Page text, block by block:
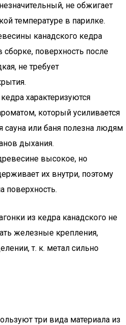
не обжигает
температуре в парилке.
канадского кедра
сборке, поверхность после
не требует
характеризуются
который усиливается
сауна или баня полезна людям
дыхания.
высокое, но
их внутри, поэтому
поверхность.
из кедра канадского не
железные крепления,
т. к. метал сильно
три вида материала из